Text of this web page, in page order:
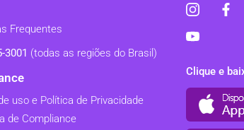
Frequentes
3001 (todas as regiões do Brasil)
uso e Política de Privacidade
de Compliance
Clique e